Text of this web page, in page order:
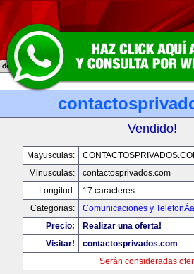
Vendido!
Mayusculas:
Minusculas:
contactosprivados.com
Longitud:
17 caracteres
Categorias:
Comunicaciones y TelefonÃ­a
Precio:
Realizar una oferta!
Visitar!
contactosprivados.com
Serán consideradas